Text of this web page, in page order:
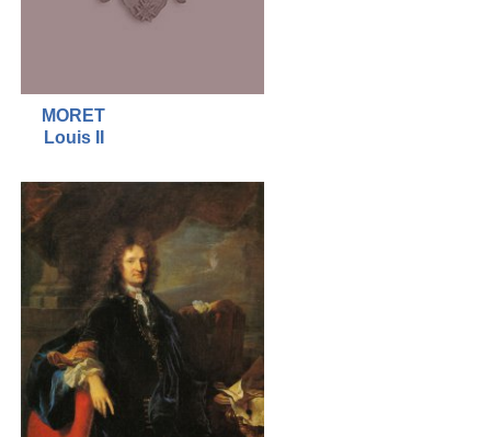
MORET
Louis II